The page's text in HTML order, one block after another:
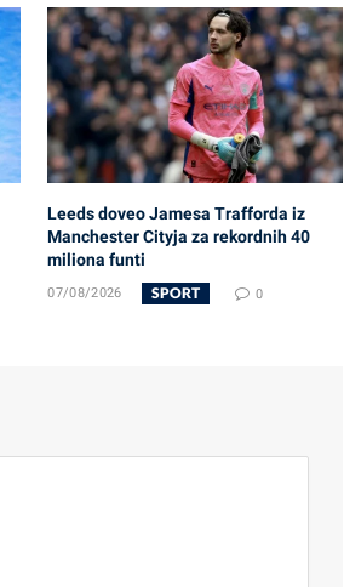
Leeds doveo Jamesa Trafforda iz
Manchester Cityja za rekordnih 40
miliona funti
07/08/2026 SPORT 0